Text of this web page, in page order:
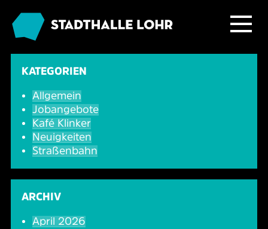
Programm
Übersicht
Ballett & Tanz
Familie
Service
Neuigkeiten
Tickets
Das Haus
Großer Saal
Kafé Klinker
KATEGORIEN
Allgemein
Jobangebote
Kafé Klinker
Neuigkeiten
Straßenbahn
ARCHIV
April 2026